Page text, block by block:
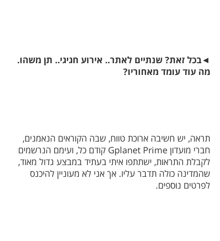
◄בכל זאת? שנתיים לאתר.. אירוע חגיגי.. תן משהו.
מה עוד עומד מאחוריו?
תראה, יש חשיבה ארוכת טווח, שבה הקוראים הנאמנים,
חברי מועדון Gplanet Prime קודם כל, ועימם הנרשמים
לקבלת התראות, ישתתפו איתי בעתיד במבצע גדול מאוד,
שהמדינה כולה תדבר עליו. אך אני לא מעוניין להיכנס
לפרטים נוספים.